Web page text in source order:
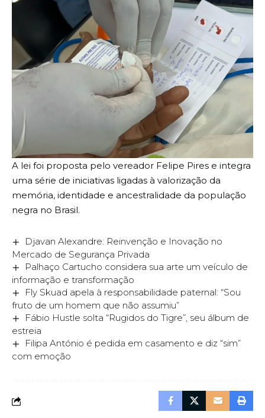
A lei foi proposta pelo vereador Felipe Pires e integra
uma série de iniciativas ligadas à valorização da
memória, identidade e ancestralidade da população
negra no Brasil.
Djavan Alexandre: Reinvenção e Inovação no
Mercado de Segurança Privada
Palhaço Cartucho considera sua arte um veículo de
informação e transformação
Fly Skuad apela à responsabilidade paternal: “Sou
fruto de um homem que não assumiu”
Fábio Hustle solta “Rugidos do Tigre”, seu álbum de
estreia
Filipa António é pedida em casamento e diz “sim”
com emoção